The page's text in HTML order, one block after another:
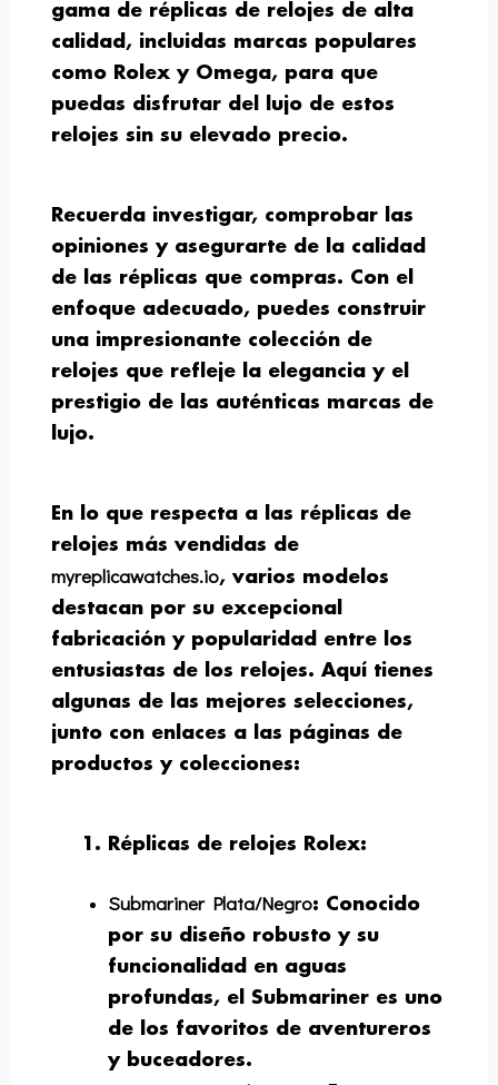
gama de réplicas de relojes de alta
calidad, incluidas marcas populares
como Rolex y Omega, para que
puedas disfrutar del lujo de estos
relojes sin su elevado precio.
Recuerda investigar, comprobar las
opiniones y asegurarte de la calidad
de las réplicas que compras. Con el
enfoque adecuado, puedes construir
una impresionante colección de
relojes que refleje la elegancia y el
prestigio de las auténticas marcas de
lujo.
En lo que respecta a las réplicas de
relojes más vendidas de
myreplicawatches.io, varios modelos
destacan por su excepcional
fabricación y popularidad entre los
entusiastas de los relojes. Aquí tienes
algunas de las mejores selecciones,
junto con enlaces a las páginas de
productos y colecciones:
Réplicas de relojes Rolex:
Submariner Plata/Negro: Conocido
por su diseño robusto y su
funcionalidad en aguas
profundas, el Submariner es uno
de los favoritos de aventureros
y buceadores.